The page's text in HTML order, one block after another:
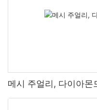
메시 주얼리, 다이아몬